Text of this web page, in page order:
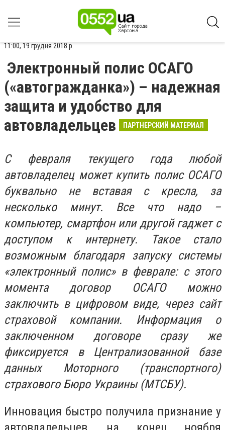
11:00, 19 грудня 2018 р.
Электронный полис ОСАГО
(«автогражданка») – надежная
защита и удобство для
автовладельцев
ПАРТНЕРСКИЙ МАТЕРИАЛ
С февраля текущего года любой
автовладелец может купить полис ОСАГО
буквально не вставая с кресла, за
несколько минут. Все что надо –
компьютер, смартфон или другой гаджет с
доступом к интернету. Такое стало
возможным благодаря запуску системы
«электронный полис» в феврале: с этого
момента договор ОСАГО можно
заключить в цифровом виде, через сайт
страховой компании. Информация о
заключенном договоре сразу же
фиксируется в Централизованной базе
данных Моторного (транспортного)
страхового Бюро Украины (МТСБУ).
Инновация быстро получила признание у